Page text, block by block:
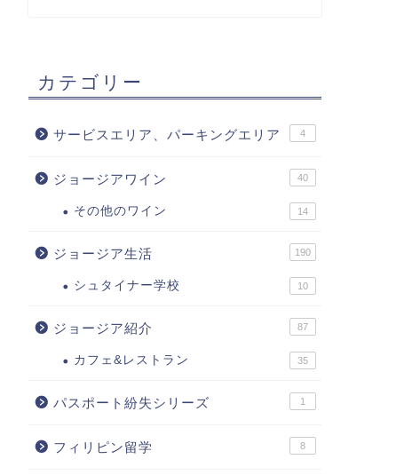
カテゴリー
サービスエリア、パーキングエリア 4
ジョージアワイン 40
その他のワイン 14
ジョージア生活 190
シュタイナー学校 10
ジョージア紹介 87
カフェ&レストラン 35
パスポート紛失シリーズ 1
フィリピン留学 8